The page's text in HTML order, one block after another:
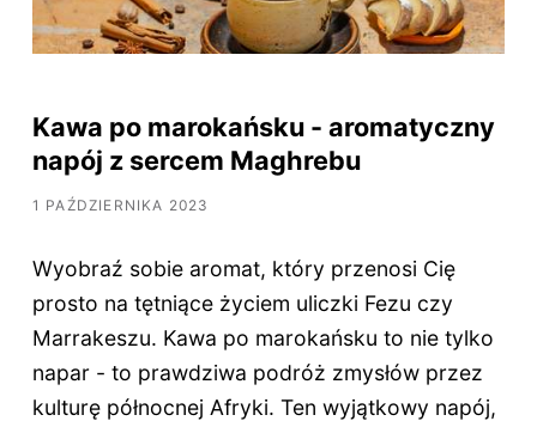
Kawa po marokańsku - aromatyczny
napój z sercem Maghrebu
1 PAŹDZIERNIKA 2023
Wyobraź sobie aromat, który przenosi Cię
prosto na tętniące życiem uliczki Fezu czy
Marrakeszu. Kawa po marokańsku to nie tylko
napar - to prawdziwa podróż zmysłów przez
kulturę północnej Afryki. Ten wyjątkowy napój,